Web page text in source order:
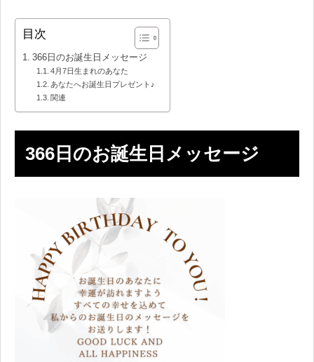
目次
366日のお誕生日メッセージ
4月7日生まれのあなた
あなたへお誕生日プレゼント♪
関連
366日のお誕生日メッセージ